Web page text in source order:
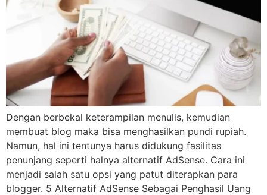
Dengan berbekal keterampilan menulis, kemudian
membuat blog maka bisa menghasilkan pundi rupiah.
Namun, hal ini tentunya harus didukung fasilitas
penunjang seperti halnya alternatif AdSense. Cara ini
menjadi salah satu opsi yang patut diterapkan para
blogger. 5 Alternatif AdSense Sebagai Penghasil Uang